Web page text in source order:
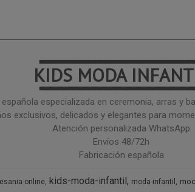
KIDS MODA
especializada en ceremonia, arras y
exclusivos, delicados y elegantes para
Atención personalizada WhatsApp
Envíos 48/72h
Fabricación española
online kids-moda-infantil moda-infantil